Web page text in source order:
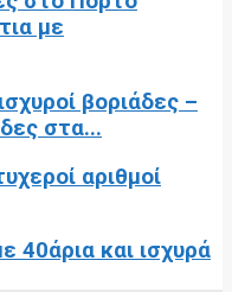
με
βοριάδες –
στα...
αριθμοί
40άρια και ισχυρά